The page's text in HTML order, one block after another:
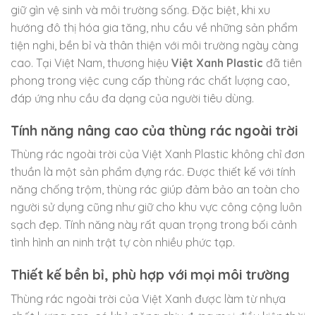
giữ gìn vệ sinh và môi trường sống. Đặc biệt, khi xu
hướng đô thị hóa gia tăng, nhu cầu về những sản phẩm
tiện nghi, bền bỉ và thân thiện với môi trường ngày càng
cao. Tại Việt Nam, thương hiệu Việt Xanh Plastic đã tiên
phong trong việc cung cấp thùng rác chất lượng cao,
đáp ứng nhu cầu đa dạng của người tiêu dùng.
Tính năng nâng cao của thùng rác ngoài trời
Thùng rác ngoài trời của Việt Xanh Plastic không chỉ đơn
thuần là một sản phẩm đựng rác. Được thiết kế với tính
năng chống trộm, thùng rác giúp đảm bảo an toàn cho
người sử dụng cũng như giữ cho khu vực công cộng luôn
sạch đẹp. Tính năng này rất quan trọng trong bối cảnh
tình hình an ninh trật tự còn nhiều phức tạp.
Thiết kế bền bỉ, phù hợp với mọi môi trường
Thùng rác ngoài trời của Việt Xanh được làm từ nhựa